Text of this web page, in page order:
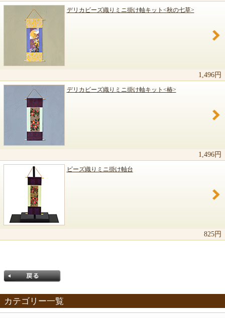
デリカビーズ織りミニ掛け軸キット<秋の七草>
1,496円
デリカビーズ織りミニ掛け軸キット<椿>
1,496円
ビーズ織りミニ掛け軸台
825円
カテゴリー一覧